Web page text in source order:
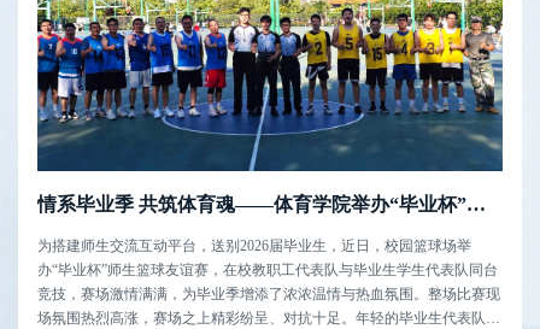
情系毕业季 共筑体育魂——体育学院举办“毕业杯”师生篮球友谊赛
为搭建师生交流互动平台，送别2026届毕业生，近日，校园篮球场举
办“毕业杯”师生篮球友谊赛，在校教职工代表队与毕业生学生代表队同台
竞技，赛场激情满满，为毕业季增添了浓浓温情与热血氛围。整场比赛现
场氛围热烈高涨，赛场之上精彩纷呈、对抗十足。年轻的毕业生代表队身